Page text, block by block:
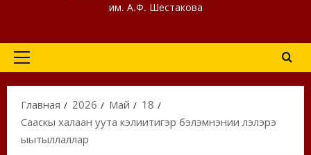
им. А.Ф. Шестакова
Основное
Главная
2026 Май
18
Сааскы халаан уута кэлиитигэр бэлэмнэнии үлэлэрэ
ыытыллаллар